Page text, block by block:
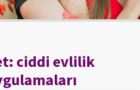
ciddi evlilik